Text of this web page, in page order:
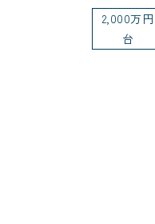
2,000万円
台